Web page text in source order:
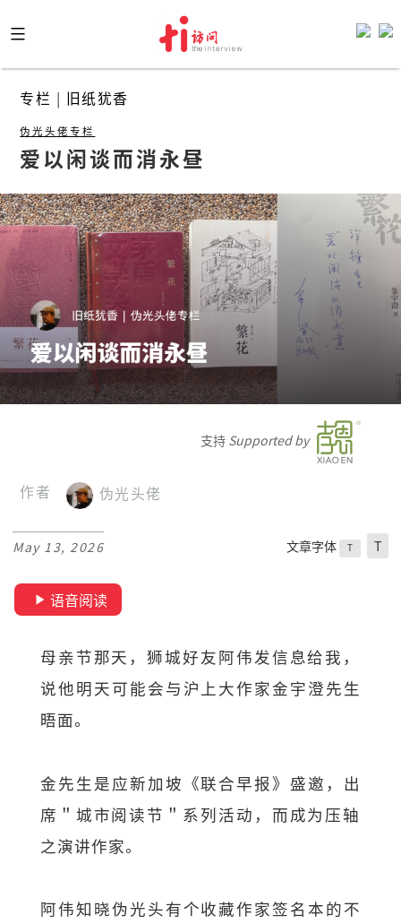
to
content
专栏 | 旧纸犹香
伪光头佬专栏
爱以闲谈而消永昼
支持 Supported by
作者 伪光头佬
May 13, 2026 文章字体 T T
语音阅读
母亲节那天，狮城好友阿伟发信息给我，
说他明天可能会与沪上大作家金宇澄先生
晤面。
金先生是应新加坡《联合早报》盛邀，出
席＂城市阅读节＂ 系列活动，而成为压轴
之演讲作家。
阿伟知晓伪光头有个收藏作家签名本的不